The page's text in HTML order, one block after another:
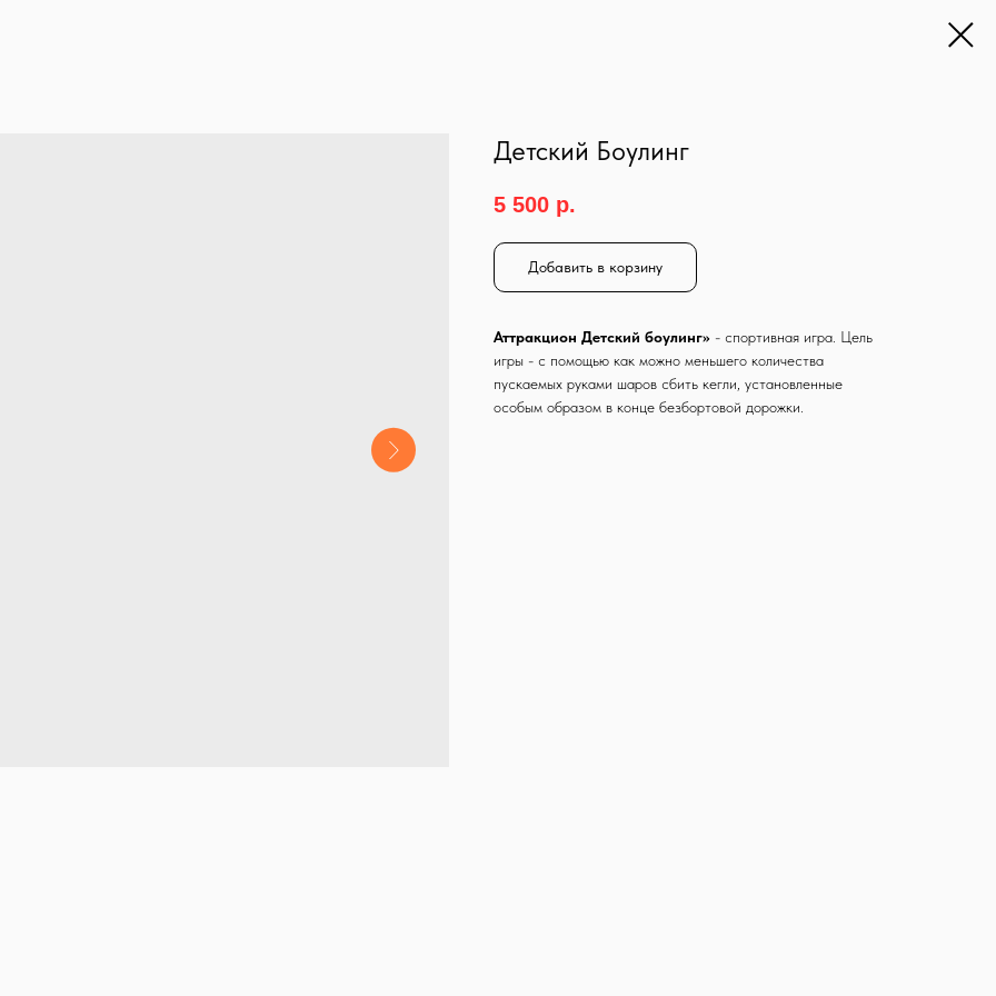
Детский Боулинг
5 500 р.
Добавить в корзину
Аттракцион Детский боулинг» - спортивная игра. Цель
игры - с помощью как можно меньшего количества
пускаемых руками шаров сбить кегли, установленные
особым образом в конце безбортовой дорожки.